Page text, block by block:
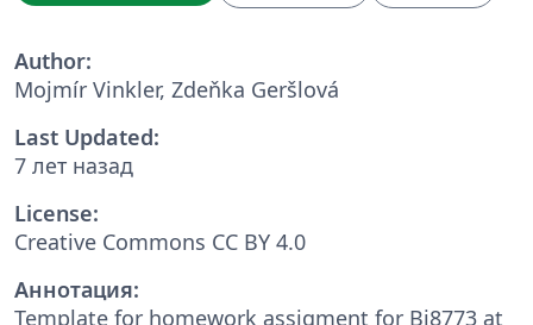
Author:
Mojmír Vinkler, Zdeňka Geršlová
Last Updated:
7 лет назад
License:
Creative Commons CC BY 4.0
Аннотация:
Template for homework assigment for Bi8773 at